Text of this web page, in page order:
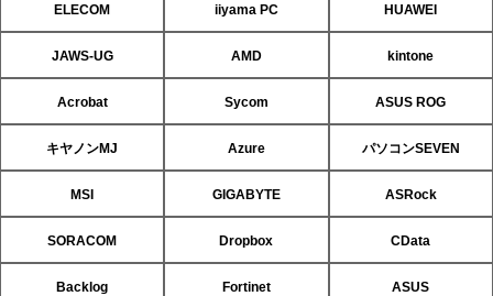
ELECOM iiyama PC HUAWEI
JAWS-UG AMD kintone
Acrobat Sycom ASUS ROG
キヤノンMJ Azure パソコンSEVEN
MSI GIGABYTE ASRock
SORACOM Dropbox CData
Backlog Fortinet ASUS